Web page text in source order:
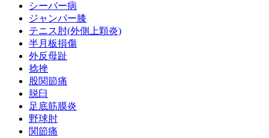
シーバー病
ジャンパー膝
テニス肘(外側上顆炎)
半月板損傷
外反母趾
捻挫
股関節痛
脱臼
足底筋膜炎
野球肘
関節痛